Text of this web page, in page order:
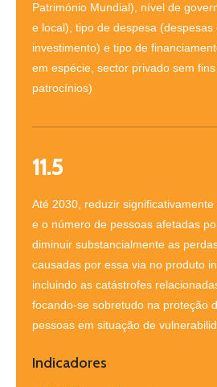
Património Mundial), nível de
e local), tipo de despesa (despesas
investimento) e tipo de
em espécie, sector privado sem
patrocínios)
11.5
Até 2030, reduzir
e o número de pessoas afetadas
diminuir substancialmente as
causadas por essa via no produto
incluindo as catástrofes
focando-se sobretudo na proteção
pessoas em situação de
Indicadores